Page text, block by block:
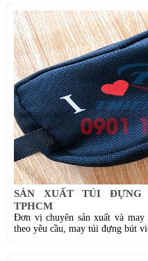
SẢN XUẤT TÚI ĐỰNG
TPHCM
Đơn vị chuyên sản xuất và
theo yêu cầu, may túi đựng bút